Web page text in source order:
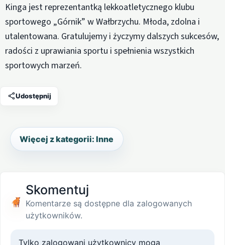
Kinga jest reprezentantką lekkoatletycznego klubu
sportowego „Górnik” w Wałbrzychu. Młoda, zdolna i
utalentowana. Gratulujemy i życzymy dalszych sukcesów,
radości z uprawiania sportu i spełnienia wszystkich
sportowych marzeń.
Udostępnij
Więcej z kategorii: Inne
Skomentuj
Komentarze są dostępne dla zalogowanych
użytkowników.
Tylko zalogowani użytkownicy mogą